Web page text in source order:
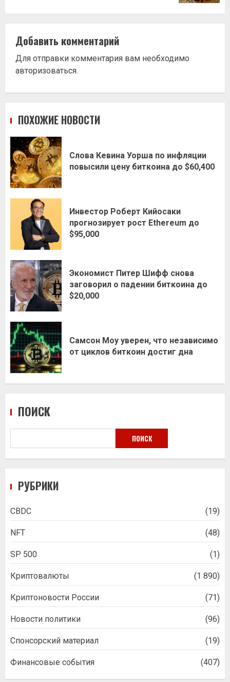
Добавить комментарий
Для отправки комментария вам необходимо
авторизоваться.
ПОХОЖИЕ НОВОСТИ
Слова Кевина Уорша по инфляции
повысили цену биткоина до $60,400
Инвестор Роберт Кийосаки
прогнозирует рост Ethereum до
$95,000
Экономист Питер Шифф снова
заговорил о падении биткоина до
$20,000
Самсон Моу уверен, что независимо
от циклов биткоин достиг дна
ПОИСК
ПОИСК
РУБРИКИ
CBDC (19)
NFT (48)
SP 500 (1)
Криптовалюты (1 890)
Криптоновости России (71)
Новости политики (96)
Спонсорский материал (19)
Финансовые события (407)